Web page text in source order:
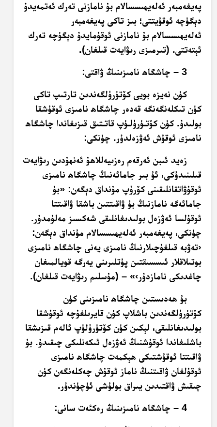
پەيغەمبەر ئەلەيھىسسالام بۇ نامازنى تەرك ئەتمەيدۇ
دېگۈچە ئوقۇيتتى؛ بىز تاكى پەيغەمبەر
ئەلەيھىسسالام بۇ نامازنى ئوقۇمايدۇ دېگۈچە تەرك
ئېتەتتى. (تىرمىزى رىۋايەت قىلغان).
3 – چاشگاھ نامىزىنىڭ ۋاقتى:
كۈن نەيزە بويى كۆتۈرۈلگەندىن تارتىپ تاكى
كۈن تىكلەنگەنگە قەدەر چاشگاھ نامىزى ئوقۇشقا
بولىدۇ. كۈن كۆتـۈرۈلـۈپ قاتـتىق قىزىغاندا چاشگاھ
نامىزى ئوقۇش ئەۋزەلدۇر. چۈنكى:
زەيد ئىبن ئەرقەم رەزىيەللاھۇ ئەنھۇدىن رىۋايەت
قىلىنىدۇكى، ئۇ بىر جامائەنىڭ چاشگاھ نامىزى
ئوقۇۋاتقانلىقىنى كۆرۈپ مۇنداق دېگەن: «بۇ
جامائەگە نامازنىڭ بۇ ۋاقىتتىن باشقا ۋاقىتتا
ئوقۇلسا ئەۋزەل بولىدىغانلىقى شەكسىز مەلۇمدۇر.
چۈنكى، پەيغەمبەر ئەلەيھىسسالام مۇنداق دېگەن:
‹تەۋبە قىلغۇچىلارنىڭ نامىزى يەنى چاشگاھ نامىزى
بوتىلاقلار ئىسسىقتىن پۇتلىرىنى يەرگە قويالمىغان
چاغدىكى نامازدۇر›» – (مۇسلىم رىۋايەت قىلغان).
بۇ ھەدىستىن چاشگاھ نامىزىنى كۈن
كۆتۈرۈلگەندىن باشلاپ كۈن قايرىلغۇچە ئوقۇشقا
بولىدىغانلىقى، لېكىن كۈن كۆتۈرۈلۈپ ئالەم قىزىشقا
باشلىغاندا ئوقۇشنىڭ ئەۋزەل ئىكەنلىكى چىقىدۇ. بۇ
ۋاقىتتا ئوقۇشتىكى ھېكمەت چاشگاھ نامىزى
ئوقۇلغان ۋاقىتنىڭ ناماز ئوقۇش چەكلەنگەن كۈن
چىقىش ۋاقتىدىن يىراق بولۇشى ئۈچۈندۇر.
4 – چاشگاھ نامىزىنىڭ رەكئەت سانى: